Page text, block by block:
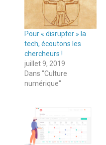
Pour « disrupter » la
tech, écoutons les
chercheurs !
juillet 9, 2019
Dans "Culture
numérique"